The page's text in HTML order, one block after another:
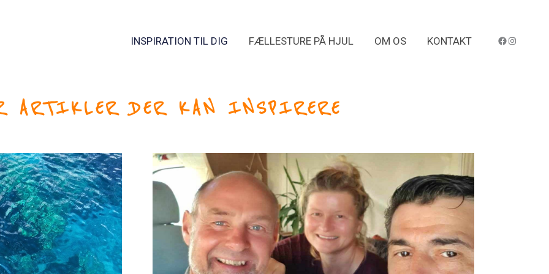
INSPIRATION TIL DIG FÆLLESTURE PÅ HJUL OM OS KONTAKT
ARTIKLER DER KAN INSPIRERE